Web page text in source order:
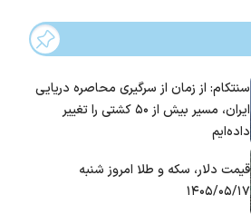
سنتکام: از زمان از سرگیری محاصره دریایی
ایران، مسیر بیش از ۵۰ کشتی را تغییر
داده‌ایم
قیمت دلار، سکه و طلا امروز شنبه
۱۴۰۵/۰۵/۱۷